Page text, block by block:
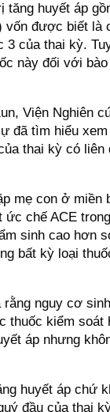
huyết áp
vốn được biết là
3 của thai kỳ.
này đối với
Viện Nghiên
đã tìm hiểu
thai kỳ có
mẹ con ở miền
chế ACE
sinh cao hơn
bất kỳ loại
nguy cơ
thuốc kiểm soát
áp nhưng
huyết áp chứ
đầu của thai